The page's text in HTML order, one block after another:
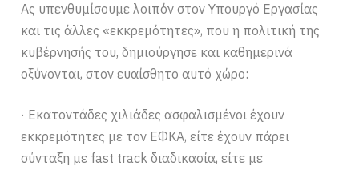
Ας υπενθυμίσουμε λοιπόν στον Υπουργό Εργασίας
και τις άλλες «εκκρεμότητες», που η πολιτική της
κυβέρνησής του, δημιούργησε και καθημερινά
οξύνονται, στον ευαίσθητο αυτό χώρο:
· Εκατοντάδες χιλιάδες ασφαλισμένοι έχουν
εκκρεμότητες με τον ΕΦΚΑ, είτε έχουν πάρει
σύνταξη με fast track διαδικασία, είτε με